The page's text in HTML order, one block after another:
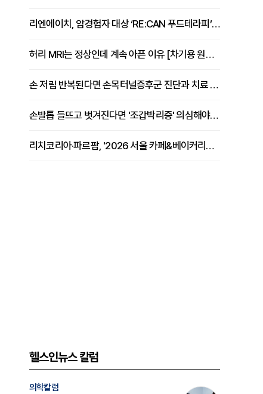
리엔에이치, 암경험자 대상 ‘RE:CAN 푸드테라피’ 운영
허리 MRI는 정상인데 계속 아픈 이유 [차기용 원장 칼럼]
손 저림 반복된다면 손목터널증후군 진단과 치료 시기 살펴야 [김동현 원장 칼럼]
손발톱 들뜨고 벗겨진다면 '조갑박리증' 의심해야 [김철윤 원장 칼럼]
리치코리아·파르팜, '2026 서울 카페&베이커리페어 시즌2' 참가
헬스인뉴스 칼럼
의학칼럼